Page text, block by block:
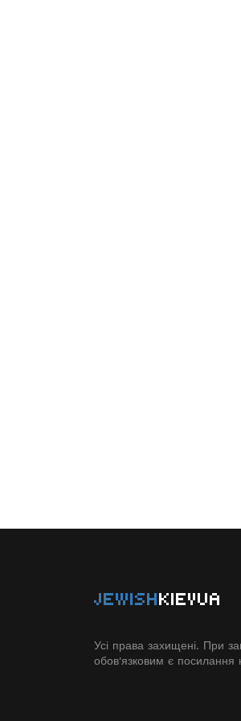
JEWISHKIEVUA
Усі права захищені. При
обов'язковим є посилання